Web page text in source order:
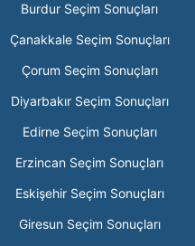
Burdur Seçim Sonuçları
Çanakkale Seçim Sonuçları
Çorum Seçim Sonuçları
Diyarbakır Seçim Sonuçları
Edirne Seçim Sonuçları
Erzincan Seçim Sonuçları
Eskişehir Seçim Sonuçları
Giresun Seçim Sonuçları